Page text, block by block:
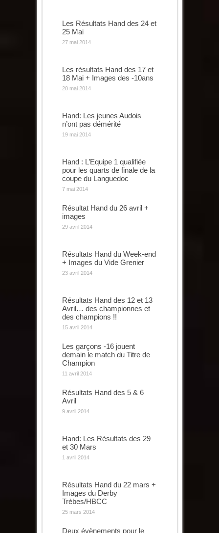
Les Résultats Hand des 24 et
25 Mai
27 mai 2014
Les résultats Hand des 17 et
18 Mai + Images des -10ans
20 mai 2014
Hand: Les jeunes Audois
n’ont pas démérité
19 mai 2014
Hand : L’Equipe 1 qualifiée
pour les quarts de finale de la
coupe du Languedoc
7 mai 2014
Résultat Hand du 26 avril +
images
29 avril 2014
Résultats Hand du Week-end
+ Images du Vide Grenier
23 avril 2014
Résultats Hand des 12 et 13
Avril… des championnes et
des champions !!
15 avril 2014
Les garçons -16 jouent
demain le match du Titre de
Champion
11 avril 2014
Résultats Hand des 5 & 6
Avril
9 avril 2014
Hand: Les Résultats des 29
et 30 Mars
1 avril 2014
Résultats Hand du 22 mars +
Images du Derby
Trèbes/HBCC
25 mars 2014
Deux évènements pour le